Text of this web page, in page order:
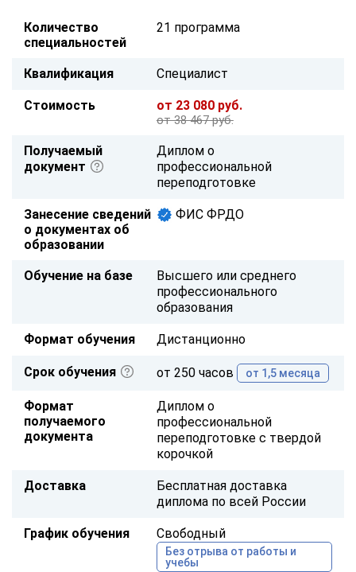
Количество
специальностей
21 программа
Квалификация Специалист
Стоимость от 23 080 руб.
от 38 467 руб.
Получаемый
документ
Диплом о
профессиональной
переподготовке
Занесение сведений
о документах об
образовании
ФИС ФРДО
Обучение на базе
Высшего или среднего
профессионального
образования
Формат обучения Дистанционно
Срок обучения от 250 часов от 1,5 месяца
Формат
получаемого
документа
Диплом о
профессиональной
переподготовке с твердой
корочкой
Доставка
Бесплатная доставка
диплома по всей России
График обучения Свободный
Без отрыва от работы и
учебы